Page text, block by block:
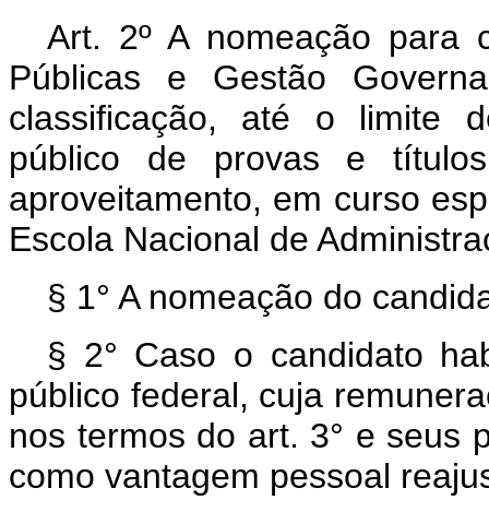
Art. 2º A nomeação para
Públicas e Gestão
classificação, até o limite
público de provas e
aproveitamento, em curso
Escola Nacional de
§ 1° A nomeação do
§ 2° Caso o candidato
público federal, cuja
nos termos do art. 3° e seus
como vantagem pessoal